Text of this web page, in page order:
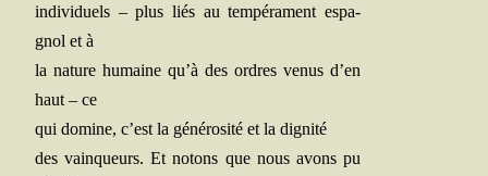
indi­vi­duels – plus liés au tem­pé­ra­ment espa­
gnol et à
la nature humaine qu’à des ordres venus d’en
haut – ce
qui domine, c’est la géné­ro­si­té et la dignité
des vain­queurs. Et notons que nous avons pu